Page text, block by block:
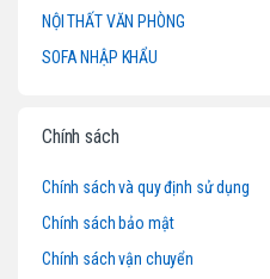
NỘI THẤT VĂN PHÒNG
SOFA NHẬP KHẨU
Chính sách
Chính sách và quy định sử dụng
Chính sách bảo mật
Chính sách vận chuyển